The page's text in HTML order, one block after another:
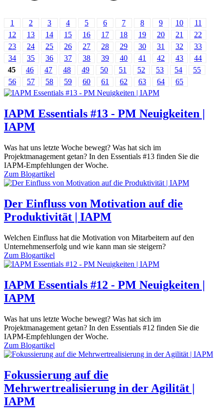
1 2 3 4 5 6 7 8 9 10
11
12
13 14 15 16 17 18 19 20 21
22
23
24 25 26 27 28 29 30 31 32
33
34
35 36 37 38 39 40 41 42 43
44
45
46 47 48 49 50 51 52 53 54
55
56
57 58 59 60 61 62 63 64 65
IAPM Essentials #13 - PM Neuigkeiten |
IAPM
Was hat uns letzte Woche bewegt? Was hat sich im
Projektmanagement getan? In den Essentials #13 finden Sie die
IAPM-Empfehlungen der Woche.
Zum Blogartikel
Der Einfluss von Motivation auf die
Produktivität | IAPM
Welchen Einfluss hat die Motivation von Mitarbeitern auf den
Unternehmenserfolg und wie kann man sie steigern?
Zum Blogartikel
IAPM Essentials #12 - PM Neuigkeiten |
IAPM
Was hat uns letzte Woche bewegt? Was hat sich im
Projektmanagement getan? In den Essentials #12 finden Sie die
IAPM-Empfehlungen der Woche.
Zum Blogartikel
Fokussierung auf die
Mehrwertrealisierung in der Agilität |
IAPM